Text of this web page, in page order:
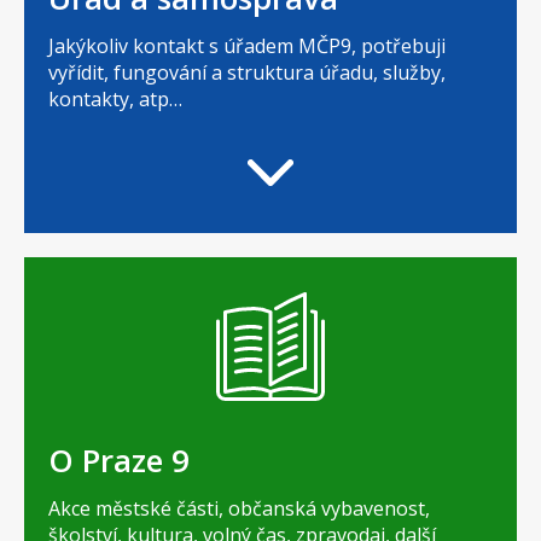
Jakýkoliv kontakt s úřadem MČP9, potřebuji
vyřídit, fungování a struktura úřadu, služby,
kontakty, atp…
O Praze 9
Akce městské části, občanská vybavenost,
školství, kultura, volný čas, zpravodaj, další